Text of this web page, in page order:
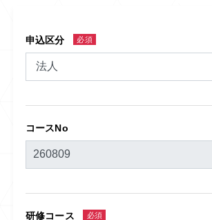
申込区分 必須
コースNo
研修コース 必須